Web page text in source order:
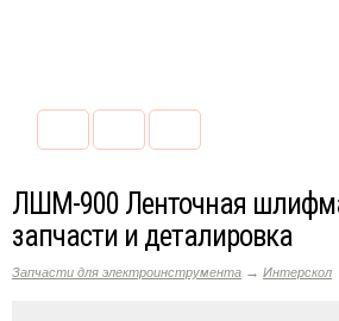
ЛШМ-900 Ленточная
запчасти и деталировка
Запчасти для электроинструмента → Интерскол